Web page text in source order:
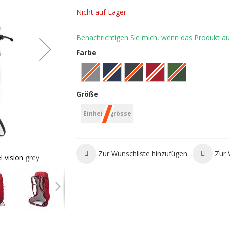
vision grey Osprey Stratos 26 Wanderrucksack -
Nicht auf Lager
Benachrichtigen Sie mich, wenn das Produkt
Farbe
Größe
Einheitsgrösse
Zur Wunschliste hinzufügen Zur